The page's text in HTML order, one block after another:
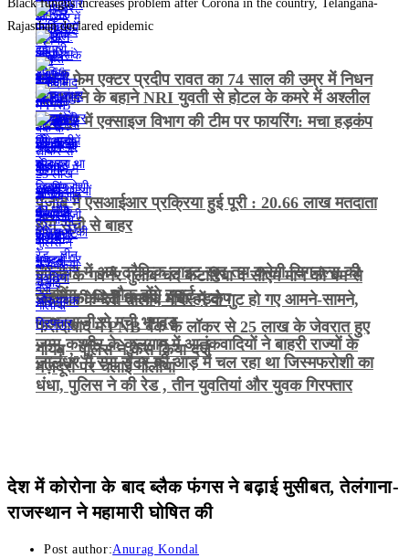
भूत भगाने के बहाने NRI युवती से होटल के कमरे में अश्लील
हरकत
गजनी फेम एक्टर प्रदीप रावत का 74 साल की उम्र में निधन
जालंधर में एक्साइज विभाग की टीम पर फायरिंग: मचा हड़कंप
पंजाब में एसआईआर प्रक्रिया हुई पूरी : 20.66 लाख मतदाता
होंगे सूची से बाहर
पंजाब के गवर्नर गुलाब चंद कटारिया व सीएम मान को बम से
उड़ाने की मिली धमकी, मचा हड़कंप
जालंधर में अब ट्रैफिक लाइट खुद तय करेगी सिगनल्स की
टाइमिंग , 42 चौक होंगे स्मार्ट
जालंधर के देवी तालाब मंदिर में दो गुट हो गए आमने-सामने,
पत्थरबाजी से मची भगदड़
फरीदाबाद में PNB बैंक के लॉकर से 25 लाख के जेवरात हुए
गायब , पुलिस ने केस किया दर्ज
जालंधर में स्पा सेंटर की आड़ में चल रहा था जिस्मफरोशी का
धंधा, पुलिस ने की रेड , तीन युवतियां और युवक गिरफ्तार
जम्मू-कश्मीर के कुलगाम में आतंकवादियों ने बाहरी राज्यों के
मज़दूरों पर चलाई गोलीयां
Black fungus increases problem after Corona in the country, Telangana-
Rajasthan declared epidemic
देश में कोरोना के बाद ब्लैक फंगस ने बढ़ाई मुसीबत, तेलंगाना-
राजस्थान ने महामारी घोषित की
Post author:Anurag Kondal